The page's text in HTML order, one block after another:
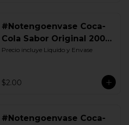
#Notengoenvase Coca-
Cola Sabor Original 2000
ML. Retornable
Precio incluye Liquido y Envase
$2.00
#Notengoenvase Coca-